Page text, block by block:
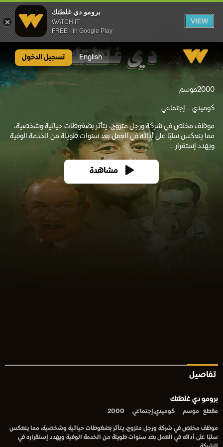
برومو دي غلطتك
WATCH IT
FREE - In Google Play
VIEW
English تسجيل الدخول
2000موسم
كوميدي إجتماعي
موظف مخلص في شركة ورجل متزوج، يتأثر بضغوطات حياتية وشخصية،
مما ينعكس سلبًا على أدائه في العمل بعد سنوات طويلة من الخدمة الوفية
ويهدد إستقرار...
مشاهدة
تفاصيل
برومو دي غلطتك
مقطع موسم كوميدي,إجتماعي 2000
موظف مخلص في شركة ورجل متزوج، يتأثر بضغوطات حياتية وشخصية، مما ينعكس
سلبًا على أدائه في العمل بعد سنوات طويلة من الخدمة الوفية ويهدد إستقراره في